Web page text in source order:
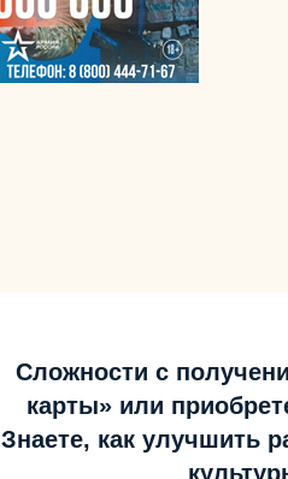
Сложности с
карты» или
Знаете, как улучшить